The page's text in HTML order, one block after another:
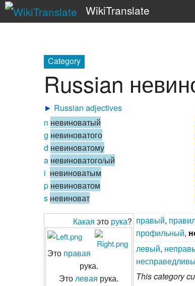
WikiTranslate
Category
Russian
► Russian adjectives
n невиноватый
g невиноватого
d невиноватому
a невиноватого/ый
i невиноватым
p невиноватом
s невиноват
Какая это рука?
Это правая
рука.
Этолевая рука.
правый,
профильный,
левый,
This category